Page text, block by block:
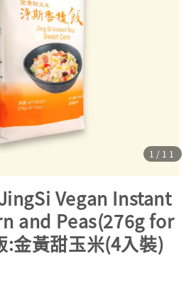
1 /11
JingSi Vegan Instant
and Peas(276g for
金黃甜玉米(4入裝)